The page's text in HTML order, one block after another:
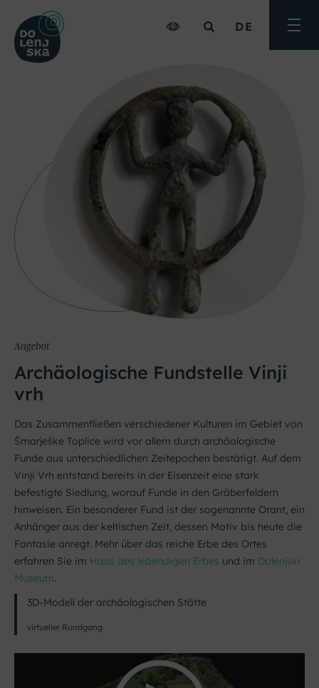
DE Menü
Angebot
Archäologische Fundstelle Vinji
vrh
Das Zusammenfließen verschiedener Kulturen im Gebiet von
Šmarješke Toplice wird vor allem durch archäologische
Funde aus unterschiedlichen Zeitepochen bestätigt. Auf dem
Vinji Vrh entstand bereits in der Eisenzeit eine stark
befestigte Siedlung, worauf Funde in den Gräberfeldern
hinweisen. Ein besonderer Fund ist der sogenannte Orant, ein
Anhänger aus der keltischen Zeit, dessen Motiv bis heute die
Fantasie anregt. Mehr über das reiche Erbe des Ortes
erfahren Sie im Haus des lebendigen Erbes und im Dolenjski
Museum.
3D-Modell der archäologischen Stätte
virtueller Rundgang